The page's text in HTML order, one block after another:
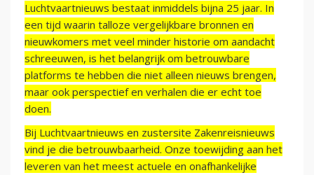
Luchtvaartnieuws bestaat inmiddels bijna 25 jaar. In
een tijd waarin talloze vergelijkbare bronnen en
nieuwkomers met veel minder historie om aandacht
schreeuwen, is het belangrijk om betrouwbare
platforms te hebben die niet alleen nieuws brengen,
maar ook perspectief en verhalen die er echt toe
doen.
Bij Luchtvaartnieuws en zustersite Zakenreisnieuws
vind je die betrouwbaarheid. Onze toewijding aan het
leveren van het meest actuele en onafhankelijke